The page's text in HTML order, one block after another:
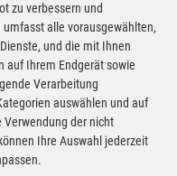
Route planen
Kirchheim
zu verbessern und
alle vorausgewählten,
und die mit Ihnen
auf Ihrem Endgerät sowie
Verarbeitung
auswählen und auf
Verwendung der nicht
Ihre Auswahl jederzeit